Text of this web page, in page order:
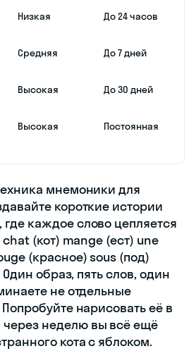
Низкая До 24 часов
Средняя До 7 дней
Высокая До 30 дней
Высокая Постоянная
мнемоники для
короткие истории
каждое слово цепляется
(кот) mange (ест) une
(красное) sous (под)
образ, пять слов, один
не отдельные
нарисовать её в
неделю вы всё ещё
кота с яблоком.